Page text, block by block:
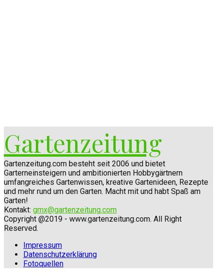
Gartenzeitung
Gartenzeitung.com besteht seit 2006 und bietet
Garterneinsteigern und ambitionierten Hobbygärtnern
umfangreiches Gartenwissen, kreative Gartenideen, Rezepte
und mehr rund um den Garten. Macht mit und habt Spaß am
Garten!
Kontakt: gmx@gartenzeitung.com
Copyright @2019 - www.gartenzeitung.com. All Right
Reserved.
Impressum
Datenschutzerklärung
Fotoquellen